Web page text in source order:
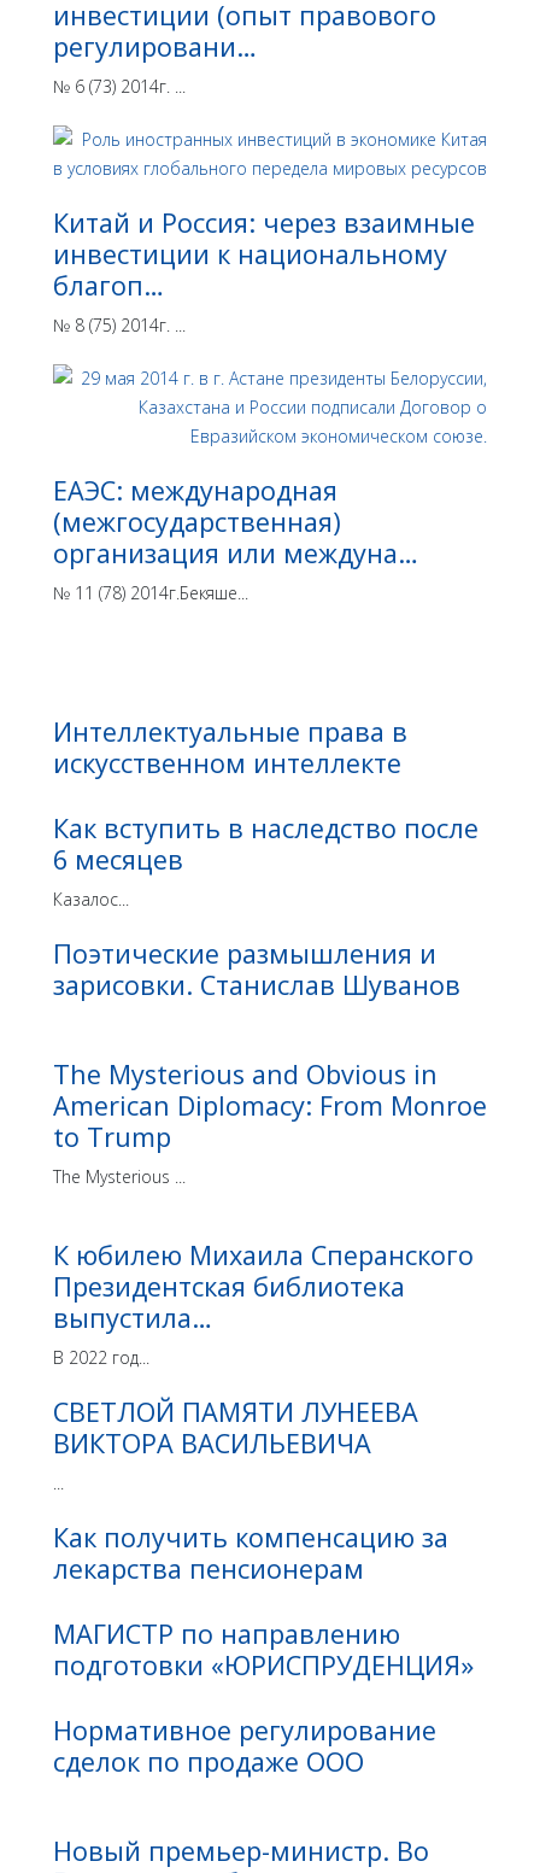
инвестиции (опыт правового
регулировани…
№ 6 (73) 2014г. ...
Китай и Россия: через взаимные
инвестиции к национальному
благоп…
№ 8 (75) 2014г. ...
ЕАЭС: международная
(межгосударственная)
организация или междуна…
№ 11 (78) 2014г.Бекяше...
Интеллектуальные права в
искусственном интеллекте
Как вступить в наследство после
6 месяцев
Казалос...
Поэтические размышления и
зарисовки. Станислав Шуванов
The Mysterious and Obvious in
American Diplomacy: From Monroe
to Trump
The Mysterious ...
К юбилею Михаила Сперанского
Президентская библиотека
выпустила…
В 2022 год...
СВЕТЛОЙ ПАМЯТИ ЛУНЕЕВА
ВИКТОРА ВАСИЛЬЕВИЧА
...
Как получить компенсацию за
лекарства пенсионерам
МАГИСТР по направлению
подготовки «ЮРИСПРУДЕНЦИЯ»
Нормативное регулирование
сделок по продаже ООО
Новый премьер-министр. Во